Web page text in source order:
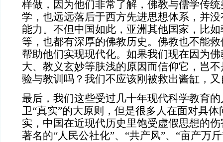
样做，因为他们非常了解，佛教与儒学传
学，也远远落后于西方先进思想体系，并
能力。不但中国如此，亚洲其他国家，比
等，也都有深厚的佛教历史。佛教也不能
帮助他们实现现代化。如果我们现在因为
大、教义玄妙等肤浅的原因而信仰它，岂
验与教训吗？我们不应该刚被救出酱缸，
最后，我们这些受过几十年现代科学教育
卫“真实”的大原则，但是很多人在面对具
实，中国在近现代历史里饱受虚假思想的
著名的“人民公社化”、“共产风”、“亩产万